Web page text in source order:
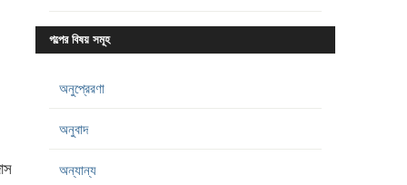
গল্পের বিষয় সমূহ
অনুপ্রেরণা
অনুবাদ
অন্যান্য